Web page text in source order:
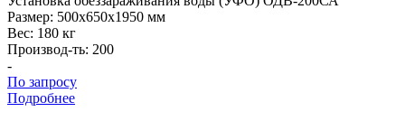
Размер: 500x650x1950 мм
Вес: 180 кг
Производ-ть: 200
-
По запросу
Подробнее